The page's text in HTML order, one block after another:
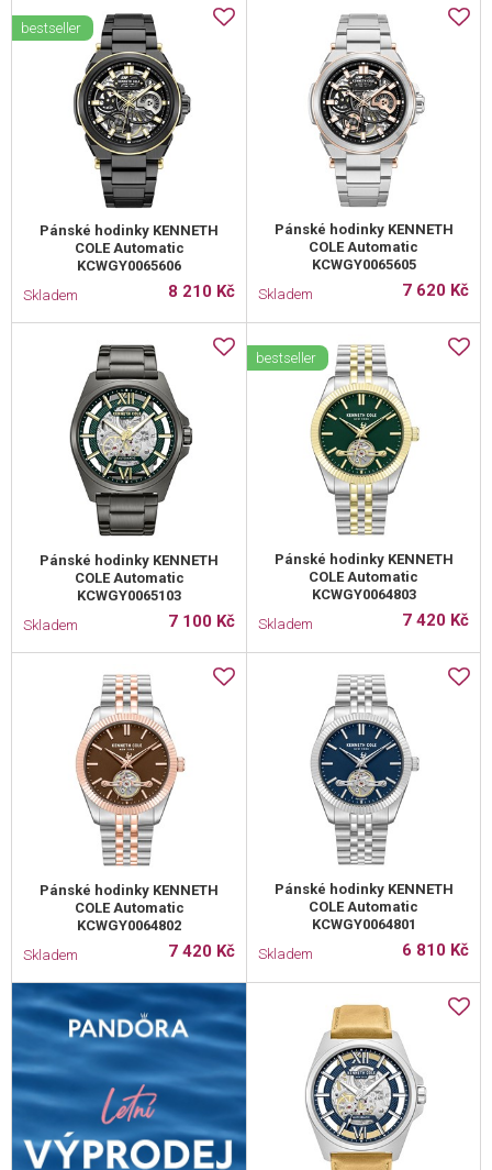
Pánské hodinky KENNETH
COLE Automatic
KCWGY0065606
bestseller
Skladem 8 210 Kč
Pánské hodinky KENNETH
COLE Automatic
KCWGY0065605
Skladem
7 620 Kč
Pánské hodinky KENNETH
COLE Automatic
KCWGY0065103
Skladem
7 100 Kč
Pánské hodinky KENNETH
COLE Automatic
KCWGY0064803
bestseller
Skladem 7 420 Kč
Pánské hodinky KENNETH
COLE Automatic
KCWGY0064802
Skladem
7 420 Kč
Pánské hodinky KENNETH
COLE Automatic
KCWGY0064801
Skladem
6 810 Kč